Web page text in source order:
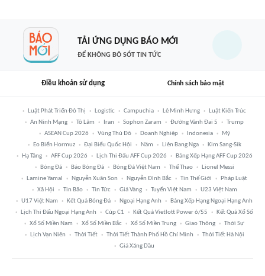
TẢI ỨNG DỤNG BÁO MỚI
ĐỂ KHÔNG BỎ SÓT TIN TỨC
Điều khoản sử dụng Chính sách bảo mật
Luật Phát Triển Đô Thị Logistic Campuchia Lê Minh Hưng
Luật Kiến Trúc
An Ninh Mạng
Tô Lâm Iran Sophon Zaram Đường Vành Đai 5
Trump
ASEAN Cup 2026
Vùng Thủ Đô Doanh Nghiệp Indonesia
Mỹ
Eo Biển Hormuz
Đại Biểu Quốc Hội Năm Liên Bang Nga
Kim Sang-Sik
Hạ Tầng
AFF Cup 2026 Lịch Thi Đấu AFF Cup 2026
Bảng Xếp Hạng AFF Cup 2026
Bóng Đá
Báo Bóng Đá Bóng Đá Việt Nam Thể Thao
Lionel Messi
Lamine Yamal
Nguyễn Xuân Son Nguyễn Đình Bắc Tin Thế Giới
Pháp Luật
Xã Hội
Tin Bão Tin Tức Giá Vàng Tuyển Việt Nam
U23 Việt Nam
U17 Việt Nam
Kết Quả Bóng Đá Ngoại Hạng Anh
Bảng Xếp Hạng Ngoại Hạng Anh
Lịch Thi Đấu Ngoại Hạng Anh
Cúp C1 Kết Quả Vietlott Power 6/55
Kết Quả Xổ Số
Xổ Số Miền Nam
Xổ Số Miền Bắc Xổ Số Miền Trung Giao Thông
Thời Sự
Lịch Vạn Niên
Thời Tiết Thời Tiết Thành Phố Hồ Chí Minh
Thời Tiết Hà Nội
Giá Xăng Dầu